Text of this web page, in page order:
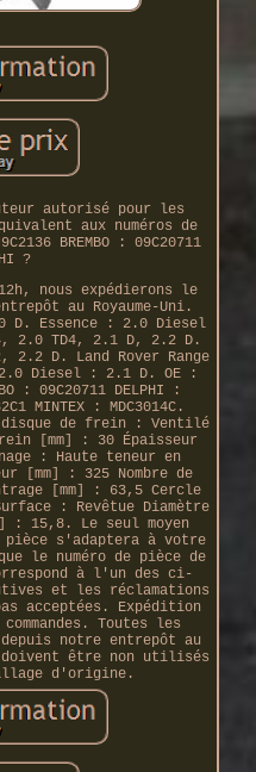
autorisé pour les
aux numéros de
BREMBO : 09C20711
?
nous expédierons le
au Royaume-Uni.
D. Essence : 2.0 Diesel
2.0 TD4, 2.1 D, 2.2 D.
D. Land Rover Range
2.0 Diesel : 2.1 D. OE :
: 09C20711 DELPHI :
MINTEX : MDC3014C.
disque de frein : Ventilé
[mm] : 30 Épaisseur
: Haute teneur en
[mm] : 325 Nombre de
[mm] : 63,5 Cercle
: Revêtue Diamètre
: 15,8. Le seul moyen
s'adaptera à votre
le numéro de pièce de
à l'un des ci-
et les réclamations
acceptées. Expédition
Toutes les
depuis notre entrepôt au
doivent être non utilisés
d'origine.